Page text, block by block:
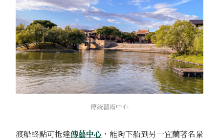
傳統藝術中心
渡船終點可抵達傳藝中心 ，能夠下船到另一宜蘭著名景